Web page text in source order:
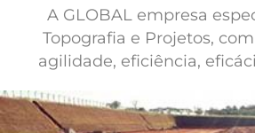
serviço prestado.
SURPREENDA-SE
A GLOBAL empresa
Topografia e Projetos,
agilidade, eficiência,